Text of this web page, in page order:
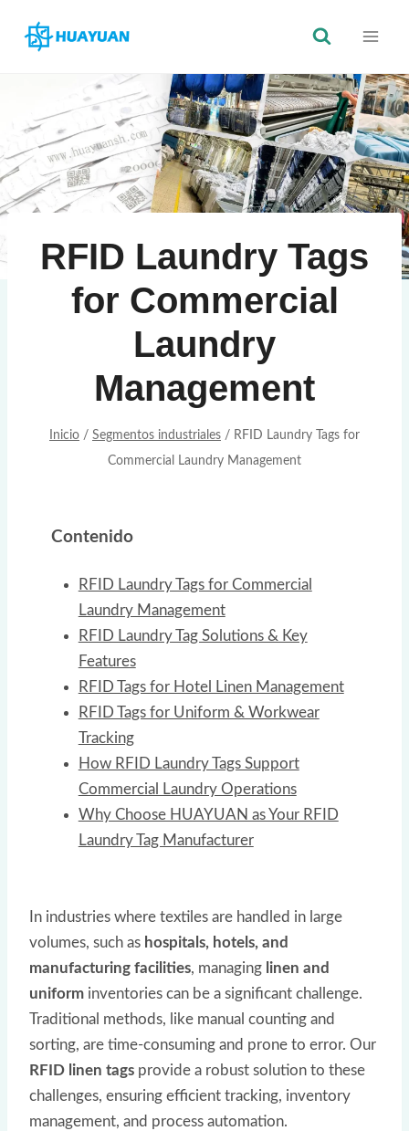
RFID Laundry Tags
for Commercial
Laundry
Management
Inicio / Segmentos industriales / RFID Laundry Tags for
Commercial Laundry Management
Contenido
RFID Laundry Tags for Commercial
Laundry Management
RFID Laundry Tag Solutions & Key
Features
RFID Tags for Hotel Linen Management
RFID Tags for Uniform & Workwear
Tracking
How RFID Laundry Tags Support
Commercial Laundry Operations
Why Choose HUAYUAN as Your RFID
Laundry Tag Manufacturer
In industries where textiles are handled in large
volumes, such as hospitals, hotels, and
manufacturing facilities, managing linen and
uniform inventories can be a significant challenge.
Traditional methods, like manual counting and
sorting, are time-consuming and prone to error. Our
RFID linen tags provide a robust solution to these
challenges, ensuring efficient tracking, inventory
management, and process automation.